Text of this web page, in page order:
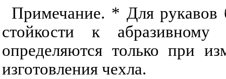
Примечание. * Для рукавов
стойкости к
определяются только при
изготовления чехла.